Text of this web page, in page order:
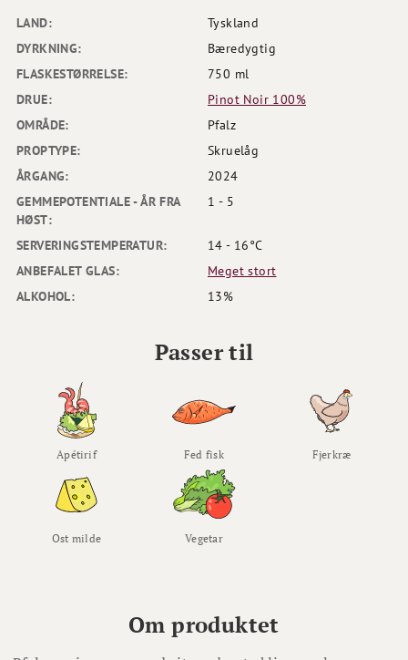
LAND:
Tyskland
DYRKNING:
Bæredygtig
FLASKESTØRRELSE:
750 ml
DRUE:
Pinot Noir 100%
OMRÅDE:
Pfalz
PROPTYPE:
Skruelåg
ÅRGANG:
2024
GEMMEPOTENTIALE - ÅR FRA
HØST:
1 - 5
SERVERINGSTEMPERATUR:
14 - 16°C
ANBEFALET GLAS:
Meget stort
ALKOHOL:
13%
Passer til
Apétirif Fed fisk Fjerkræ
Ost milde Vegetar
Om produktet